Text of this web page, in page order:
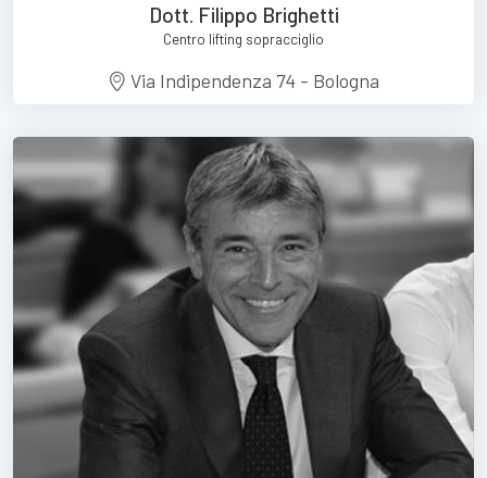
Dott. Filippo Brighetti
Centro lifting sopracciglio
Via Indipendenza 74 - Bologna